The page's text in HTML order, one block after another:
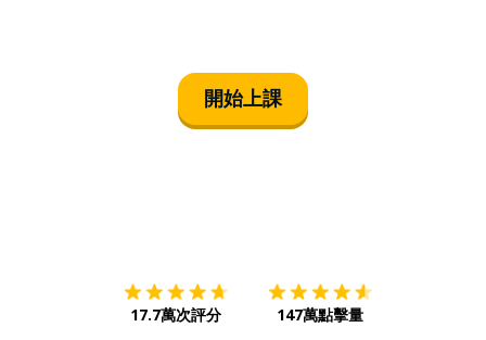
開始上課
17.7萬次評分 147萬點擊量